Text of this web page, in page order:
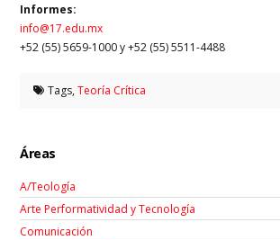
Informes:
info@17.edu.mx
+52 (55) 5659-1000 y +52 (55) 5511-4488
Tags,Teoría Crítica
Áreas
A/Teología
Arte Performatividad y Tecnología
Comunicación